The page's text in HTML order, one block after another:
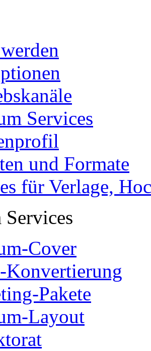
Services
und Formate
für Verlage,
Cover
Konvertierung
Pakete
Layout